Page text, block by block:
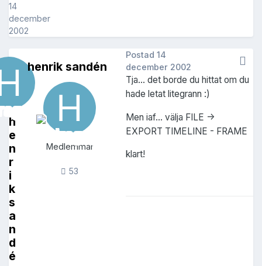
14
december
2002
h
e
n
r
i
k
s
a
n
d
é
henrik sandén
Medlemmar
53
Postad 14
december 2002
Tja... det borde du hittat om du
hade letat litegrann :)
Men iaf... välja FILE ->
EXPORT TIMELINE - FRAME
klart!